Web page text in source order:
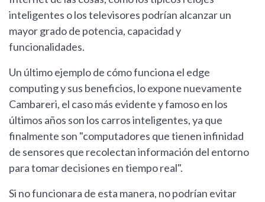
inteligentes o los televisores podrían alcanzar un
mayor grado de potencia, capacidad y
funcionalidades.
Un último ejemplo de cómo funciona el edge
computing y sus beneficios, lo expone nuevamente
Cambareri, el caso más evidente y famoso en los
últimos años son los carros inteligentes, ya que
finalmente son "computadores que tienen infinidad
de sensores que recolectan información del entorno
para tomar decisiones en tiempo real".
Si no funcionara de esta manera, no podrían evitar